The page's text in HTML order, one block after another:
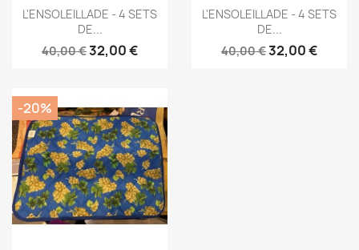
Aperçu rapide
L'ENSOLEILLADE - 4 SETS
DE...
40,00 €32,00 €
Aperçu rapide
L'ENSOLEILLADE - 4 SETS
DE...
40,00 €32,00 €
-20%